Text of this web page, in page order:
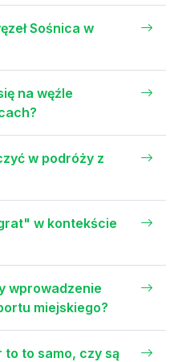
Sośnica w
na węźle
w podróży z
w kontekście
wprowadzenie
miejskiego?
to to samo, czy są